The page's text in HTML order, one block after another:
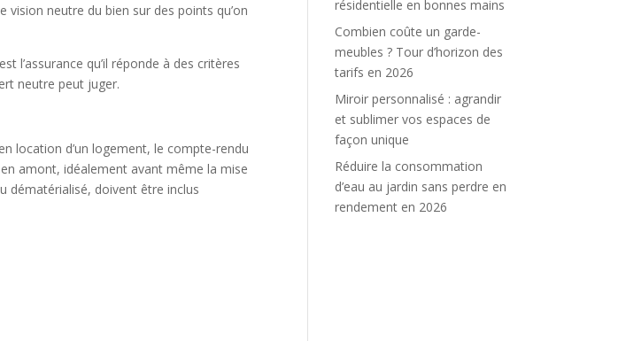
vision neutre du bien sur des points qu’on
l’assurance qu’il réponde à des critères
neutre peut juger.
location d’un logement, le compte-rendu
amont, idéalement avant même la mise
dématérialisé, doivent être inclus
résidentielle en bonnes mains
Combien coûte un garde-
meubles ? Tour d’horizon des
tarifs en 2026
Miroir personnalisé : agrandir
et sublimer vos espaces de
façon unique
Réduire la consommation
d’eau au jardin sans perdre en
rendement en 2026